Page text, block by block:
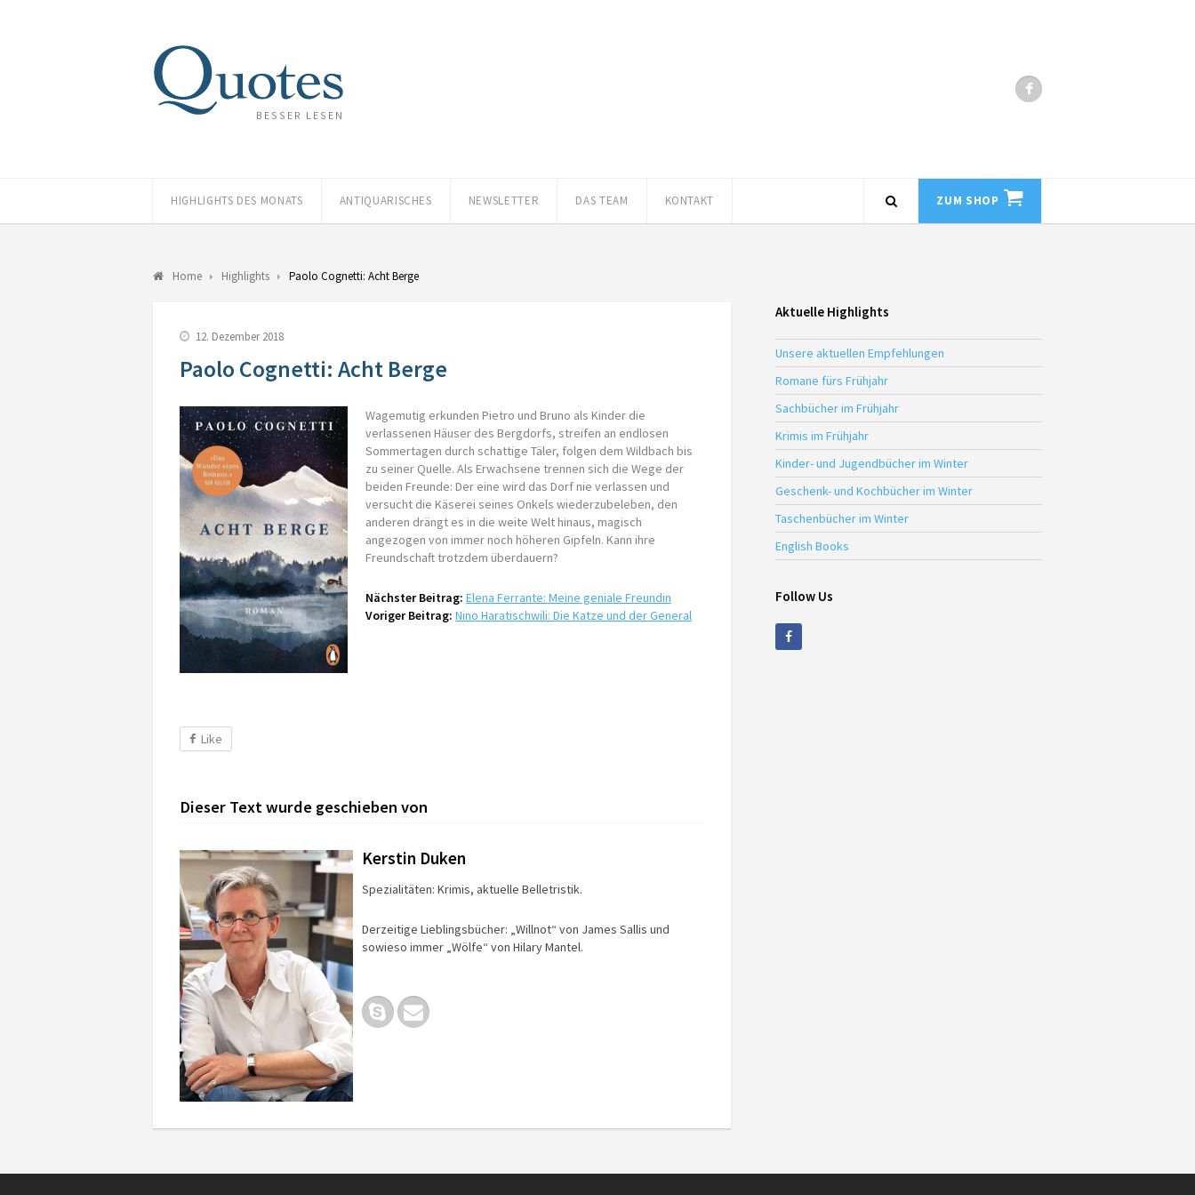
BESSER LESEN
HIGHLIGHTS DES MONATS ANTIQUARISCHES NEWSLETTER DAS TEAM KONTAKT ZUM SHOP
Home Highlights Paolo Cognetti: Acht Berge
12. Dezember 2018
Paolo Cognetti: Acht Berge
Wagemutig erkunden Pietro und Bruno als Kinder die
verlassenen Häuser des Bergdorfs, streifen an endlosen
Sommertagen durch schattige Täler, folgen dem Wildbach bis
zu seiner Quelle. Als Erwachsene trennen sich die Wege der
beiden Freunde: Der eine wird das Dorf nie verlassen und
versucht die Käserei seines Onkels wiederzubeleben, den
anderen drängt es in die weite Welt hinaus, magisch
angezogen von immer noch höheren Gipfeln. Kann ihre
Freundschaft trotzdem überdauern?
Nächster Beitrag: Elena Ferrante: Meine geniale Freundin
Voriger Beitrag: Nino Haratischwili: Die Katze und der General
Like
Dieser Text wurde geschieben von
Kerstin Duken
Spezialitäten: Krimis, aktuelle Belletristik.
Derzeitige Lieblingsbücher: „Willnot“ von James Sallis und
sowieso immer „Wölfe“ von Hilary Mantel.
Aktuelle Highlights
Unsere aktuellen Empfehlungen
Romane fürs Frühjahr
Sachbücher im Frühjahr
Krimis im Frühjahr
Kinder- und Jugendbücher im Winter
Geschenk- und Kochbücher im Winter
Taschenbücher im Winter
English Books
Follow Us